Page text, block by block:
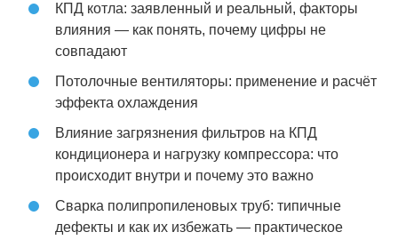
КПД котла: заявленный и реальный, факторы
влияния — как понять, почему цифры не
совпадают
Потолочные вентиляторы: применение и расчёт
эффекта охлаждения
Влияние загрязнения фильтров на КПД
кондиционера и нагрузку компрессора: что
происходит внутри и почему это важно
Сварка полипропиленовых труб: типичные
дефекты и как их избежать — практическое